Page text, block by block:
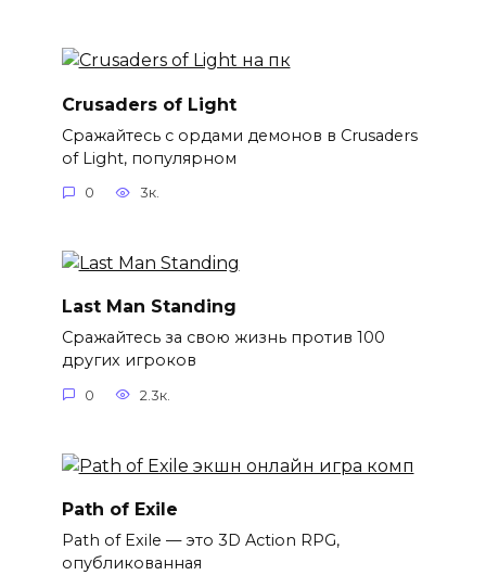
Crusaders of Light
Сражайтесь с ордами демонов в Crusaders
of Light, популярном
0 3к.
Last Man Standing
Сражайтесь за свою жизнь против 100
других игроков
0 2.3к.
Path of Exile
Path of Exile — это 3D Action RPG,
опубликованная